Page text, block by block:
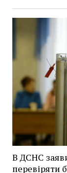
В ДСНС
перевіряти